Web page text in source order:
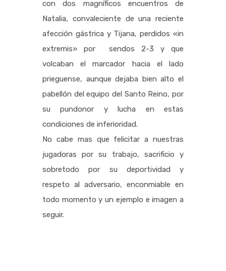
con dos magníficos encuentros de
Natalia, convaleciente de una reciente
afección gástrica y Tijana, perdidos «in
extremis» por sendos 2-3 y que
volcaban el marcador hacia el lado
prieguense, aunque dejaba bien alto el
pabellón del equipo del Santo Reino, por
su pundonor y lucha en estas
condiciones de inferioridad.
No cabe mas que felicitar a nuestras
jugadoras por su trabajo, sacrificio y
sobretodo por su deportividad y
respeto al adversario, enconmiable en
todo momento y un ejemplo e imagen a
seguir.